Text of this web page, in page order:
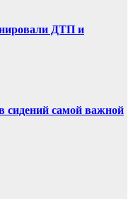
ДТП и
сидений самой важной